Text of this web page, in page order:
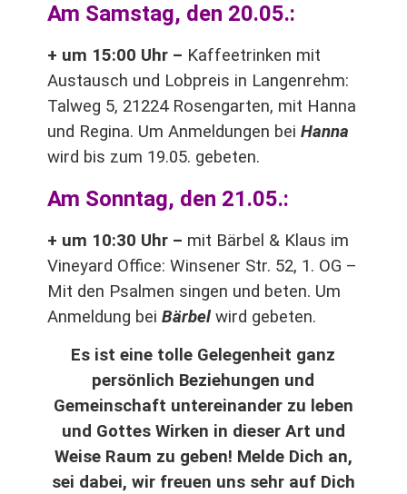
Am Samstag, den 20.05.:
+ um 15:00 Uhr – Kaffeetrinken mit
Austausch und Lobpreis in Langenrehm:
Talweg 5, 21224 Rosengarten, mit Hanna
und Regina. Um Anmeldungen beiHanna
wird bis zum 19.05. gebeten.
Am Sonntag, den 21.05.:
+ um 10:30 Uhr – mit Bärbel & Klaus im
Vineyard Office: Winsener Str. 52, 1. OG –
Mit den Psalmen singen und beten. Um
Anmeldung beiBärbel wird gebeten.
Es ist eine tolle Gelegenheit ganz
persönlich Beziehungen und
Gemeinschaft untereinander zu leben
und Gottes Wirken in dieser Art und
Weise Raum zu geben! Melde Dich an,
sei dabei, wir freuen uns sehr auf Dich